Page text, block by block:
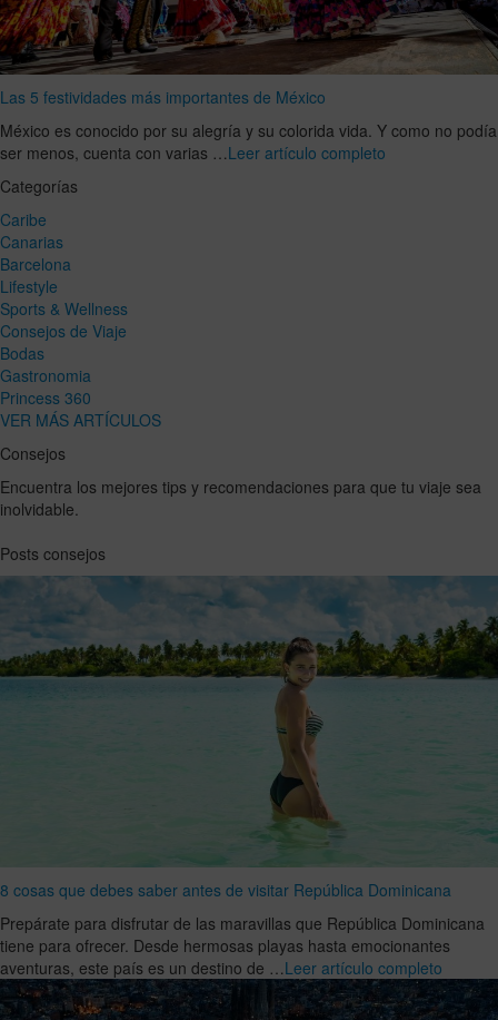
Las 5 festividades más importantes de México
México es conocido por su alegría y su colorida vida. Y como no podía
ser menos, cuenta con varias …Leer artículo completo
Categorías
Caribe
Canarias
Barcelona
Lifestyle
Sports & Wellness
Consejos de Viaje
Bodas
Gastronomia
Princess 360
VER MÁS ARTÍCULOS
Consejos
Encuentra los mejores tips y recomendaciones para que tu viaje sea
inolvidable.
Posts consejos
8 cosas que debes saber antes de visitar República Dominicana
Prepárate para disfrutar de las maravillas que República Dominicana
tiene para ofrecer. Desde hermosas playas hasta emocionantes
aventuras, este país es un destino de …Leer artículo completo